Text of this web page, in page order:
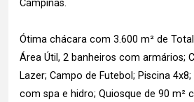
Campinas.
Ótima chácara com 3.600 m² de
Área Útil, 2 banheiros com armários;
Lazer; Campo de Futebol; Piscina
com spa e hidro; Quiosque de 90 m²